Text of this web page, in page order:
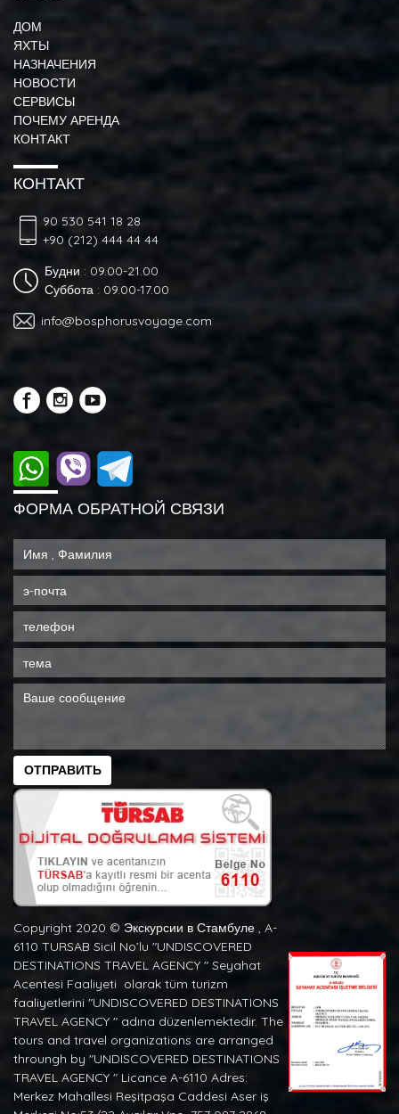
ДОМ
ЯХТЫ
НАЗНАЧЕНИЯ
НОВОСТИ
СЕРВИСЫ
ПОЧЕМУ АРЕНДА
КОНТАКТ
КОНТАКТ
90 530 541 18 28
+90 (212) 444 44 44
Будни : 09.00-21.00
Суббота : 09.00-17.00
info@bosphorusvoyage.com
ФОРМА ОБРАТНОЙ СВЯЗИ
ОТПРАВИТЬ
Copyright 2020 ©️ Экскурсии в Стамбуле , A-
6110 TURSAB Sicil No’lu "UNDISCOVERED
DESTINATIONS TRAVEL AGENCY " Seyahat
Acentesi Faaliyeti olarak tüm turizm
faaliyetlerini "UNDISCOVERED DESTINATIONS
TRAVEL AGENCY " adına düzenlemektedir. The
tours and travel organizations are arranged
throungh by "UNDISCOVERED DESTINATIONS
TRAVEL AGENCY " Licance A-6110 Adres:
Merkez Mahallesi Reşitpaşa Caddesi Aser iş